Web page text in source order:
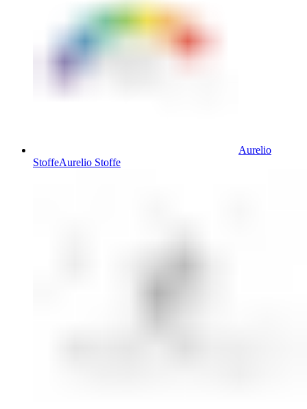
Aurelio
StoffeAurelio Stoffe